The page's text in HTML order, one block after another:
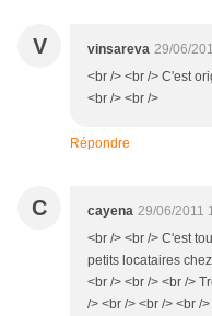
V vinsareva 29/06/
<br /> <br /> C'est
<br /> <br />
Répondre
C cayena 29/06/2011
<br /> <br /> C'est
petits locataires
<br /> <br /> <br />
/> <br /> <br /> <br />